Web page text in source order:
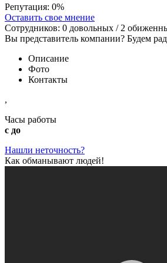
Репутация: 0%
Оставить свое мнение
Сотрудников: 0 довольных / 2
Вы представитель компании? Будем
Описание
Фото
Контакты
,
Часы работы
с до
Нашли неточность?
Как обманывают людей!